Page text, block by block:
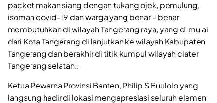
packet makan siang dengan tukang ojek, pemulung,
isoman covid-19 dan warga yang benar – benar
membutuhkan di wilayah Tangerang raya, yang di mulai
dari Kota Tangerang di lanjutkan ke wilayah Kabupaten
Tangerang dan berakhir di titik kumpul wilayah ciater
Tangerang selatan..
Ketua Pewarna Provinsi Banten, Philip S Buulolo yang
langsung hadir di lokasi mengapresiasi seluruh elemen